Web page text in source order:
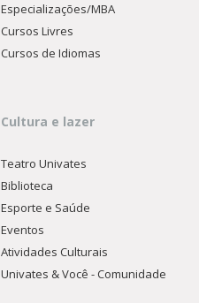
Especializações/MBA
Cursos Livres
Cursos de Idiomas
Cultura e lazer
Teatro Univates
Biblioteca
Esporte e Saúde
Eventos
Atividades Culturais
Univates & Você - Comunidade